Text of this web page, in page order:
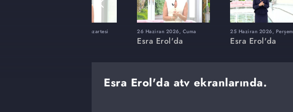
8 Haziran 2026, Pazartesi 26 Haziran 2026, Cuma
Esra Erol'da
25 Haziran 2026,
Esra Erol'da
Esra Erol'da atv ekranlarında.